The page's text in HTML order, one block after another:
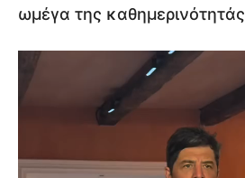
ωμέγα της